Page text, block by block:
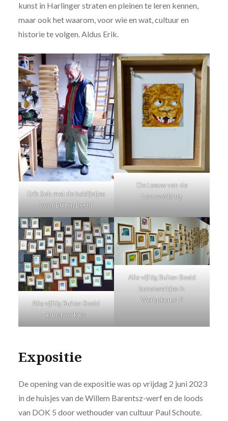
kunst in Harlinger straten en pleinen te leren kennen,
maar ook het waarom, voor wie en wat, cultuur en
historie te volgen. Aldus Erik.
Erik Sok met de baklijstjes
voor Buiten Beeld
De Leeuw van de
Leeuwenbrug
Alle vijftig Buiten Beeld
kunstwerkjes
Alle vijftig Buiten Beeld
kunstwerkjes in
Werkplaats12
Expositie
De opening van de expositie was op vrijdag 2 juni 2023
in de huisjes van de Willem Barentsz-werf en de loods
van DOK 5 door wethouder van cultuur Paul Schoute.